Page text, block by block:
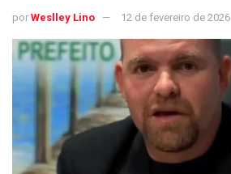
por Weslley Lino 12 de fevereiro de 2026